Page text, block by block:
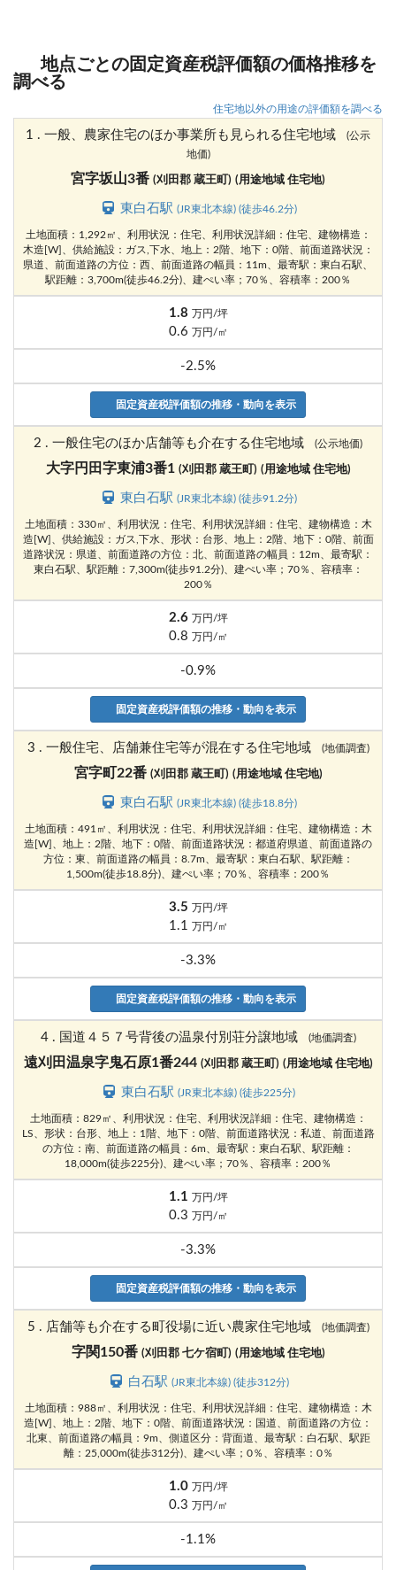
地点ごとの固定資産税評価額の価格推移を
調べる
住宅地以外の用途の評価額を調べる
1 . 一般、農家住宅のほか事業所も見られる住宅地域
(公示
地価)
宮字坂山3番 (刈田郡 蔵王町) (用途地域 住宅地)
東白石駅 (JR東北本線) (徒歩46.2分)
土地面積：1,292㎡、利用状況：住宅、利用状況詳細：住宅、建物構造：
木造[W]、供給施設：ガス,下水、地上：2階、地下：0階、前面道路状況：
県道、前面道路の方位：西、前面道路の幅員：11m、最寄駅：東白石駅、
駅距離：3,700m(徒歩46.2分)、建ぺい率；70％、容積率：200％
1.8 万円/坪
0.6 万円/㎡
-2.5%
固定資産税評価額の推移・動向を表示
2 . 一般住宅のほか店舗等も介在する住宅地域 (公示地価)
大字円田字東浦3番1 (刈田郡 蔵王町) (用途地域 住宅地)
東白石駅 (JR東北本線) (徒歩91.2分)
土地面積：330㎡、利用状況：住宅、利用状況詳細：住宅、建物構造：木
造[W]、供給施設：ガス,下水、形状：台形、地上：2階、地下：0階、前面
道路状況：県道、前面道路の方位：北、前面道路の幅員：12m、最寄駅：
東白石駅、駅距離：7,300m(徒歩91.2分)、建ぺい率；70％、容積率：
200％
2.6 万円/坪
0.8 万円/㎡
-0.9%
固定資産税評価額の推移・動向を表示
3 . 一般住宅、店舗兼住宅等が混在する住宅地域 (地価調査)
宮字町22番 (刈田郡 蔵王町) (用途地域 住宅地)
東白石駅 (JR東北本線) (徒歩18.8分)
土地面積：491㎡、利用状況：住宅、利用状況詳細：住宅、建物構造：木
造[W]、地上：2階、地下：0階、前面道路状況：都道府県道、前面道路の
方位：東、前面道路の幅員：8.7m、最寄駅：東白石駅、駅距離：
1,500m(徒歩18.8分)、建ぺい率；70％、容積率：200％
3.5 万円/坪
1.1 万円/㎡
-3.3%
固定資産税評価額の推移・動向を表示
4 . 国道４５７号背後の温泉付別荘分譲地域 (地価調査)
遠刈田温泉字鬼石原1番244 (刈田郡 蔵王町) (用途地域 住宅地)
東白石駅(JR東北本線) (徒歩225分)
土地面積：829㎡、利用状況：住宅、利用状況詳細：住宅、建物構造：
LS、形状：台形、地上：1階、地下：0階、前面道路状況：私道、前面道路
の方位：南、前面道路の幅員：6m、最寄駅：東白石駅、駅距離：
18,000m(徒歩225分)、建ぺい率；70％、容積率：200％
1.1 万円/坪
0.3 万円/㎡
-3.3%
固定資産税評価額の推移・動向を表示
5 . 店舗等も介在する町役場に近い農家住宅地域 (地価調査)
字関150番 (刈田郡 七ケ宿町) (用途地域 住宅地)
白石駅 (JR東北本線) (徒歩312分)
土地面積：988㎡、利用状況：住宅、利用状況詳細：住宅、建物構造：木
造[W]、地上：2階、地下：0階、前面道路状況：国道、前面道路の方位：
北東、前面道路の幅員：9m、側道区分：背面道、最寄駅：白石駅、駅距
離：25,000m(徒歩312分)、建ぺい率；0％、容積率：0％
1.0 万円/坪
0.3 万円/㎡
-1.1%